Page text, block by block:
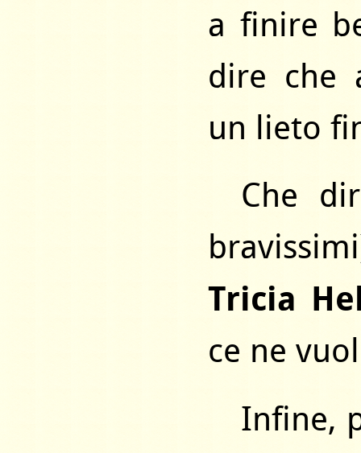
a finire
dire che
un lieto
Che
Tricia
ce ne
Infine,